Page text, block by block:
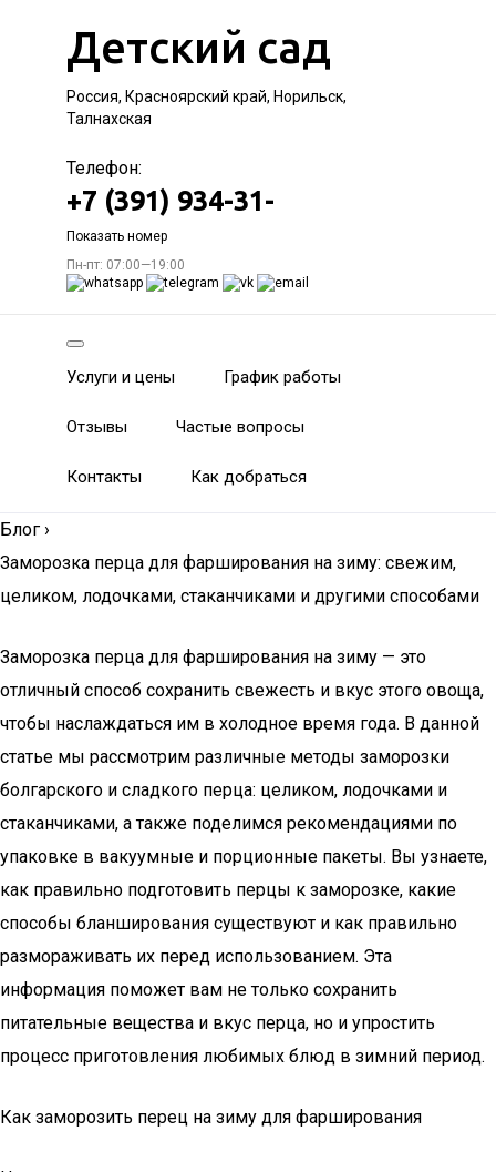
Детский сад
Россия, Красноярский край, Норильск,
Талнахская
Телефон:
+7 (391) 934-31-
Показать номер
Пн-пт: 07:00—19:00
Услуги и цены График работы
Отзывы Частые вопросы
Контакты Как добраться
Блог ›
Заморозка перца для фарширования на зиму: свежим,
целиком, лодочками, стаканчиками и другими способами
Заморозка перца для фарширования на зиму — это
отличный способ сохранить свежесть и вкус этого овоща,
чтобы наслаждаться им в холодное время года. В данной
статье мы рассмотрим различные методы заморозки
болгарского и сладкого перца: целиком, лодочками и
стаканчиками, а также поделимся рекомендациями по
упаковке в вакуумные и порционные пакеты. Вы узнаете,
как правильно подготовить перцы к заморозке, какие
способы бланширования существуют и как правильно
размораживать их перед использованием. Эта
информация поможет вам не только сохранить
питательные вещества и вкус перца, но и упростить
процесс приготовления любимых блюд в зимний период.
Как заморозить перец на зиму для фарширования